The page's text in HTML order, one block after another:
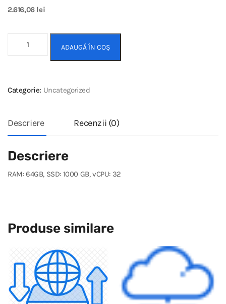
2.616,06 lei
ADAUGĂ ÎN COȘ
Categorie: Uncategorized
Descriere Recenzii (0)
Descriere
RAM: 64GB, SSD: 1000 GB, vCPU: 32
Produse similare